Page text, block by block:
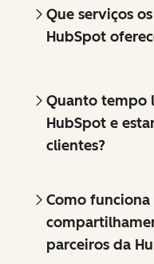
Que serviços
HubSpot
Quanto tempo
HubSpot e
clientes?
Como
parceiros da